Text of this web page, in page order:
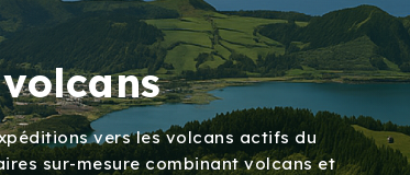
vers les volcans actifs du
sur-mesure combinant volcans et